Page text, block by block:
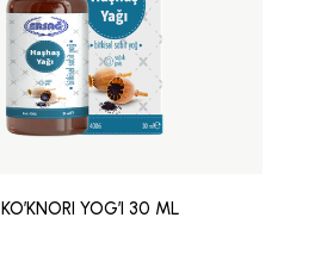
KO’KNORI YOG’I 30 ML